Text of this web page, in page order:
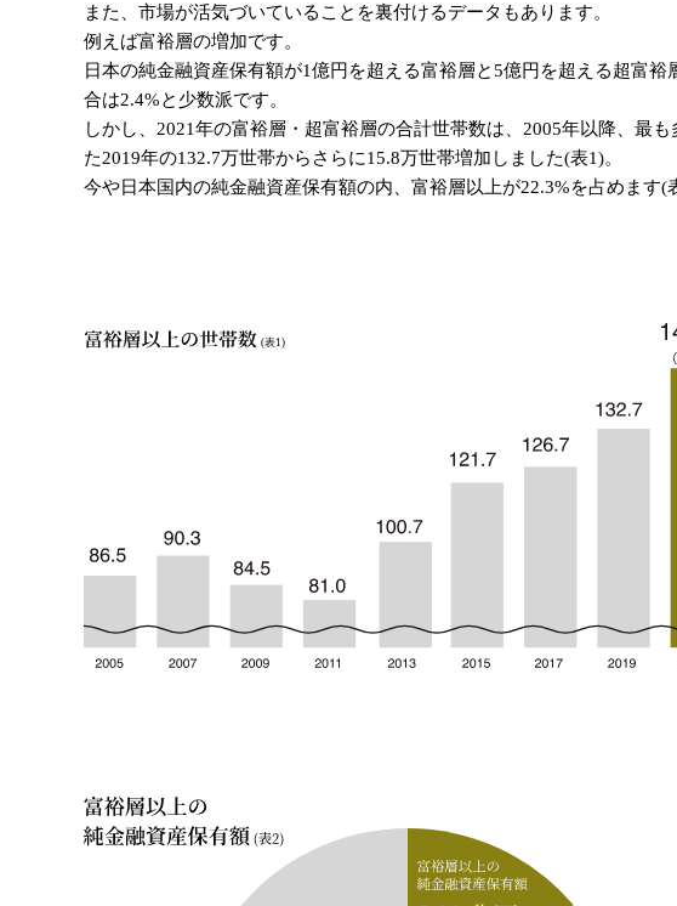
また、市場が活気づいていることを裏付けるデータもあります。
例えば富裕層の増加です。
日本の純金融資産保有額が1億円を超える富裕層と5億円を超える超富裕
合は2.4%と少数派です。
しかし、2021年の富裕層・超富裕層の合計世帯数は、2005年以降、最も
た2019年の132.7万世帯からさらに15.8万世帯増加しました(表1)。
今や日本国内の純金融資産保有額の内、富裕層以上が22.3%を占めます(